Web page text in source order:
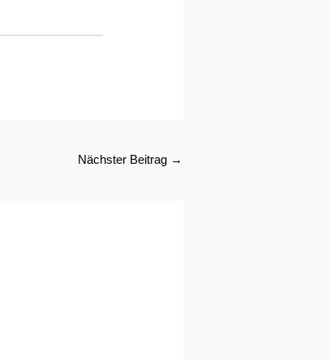
Nächster Beitrag →